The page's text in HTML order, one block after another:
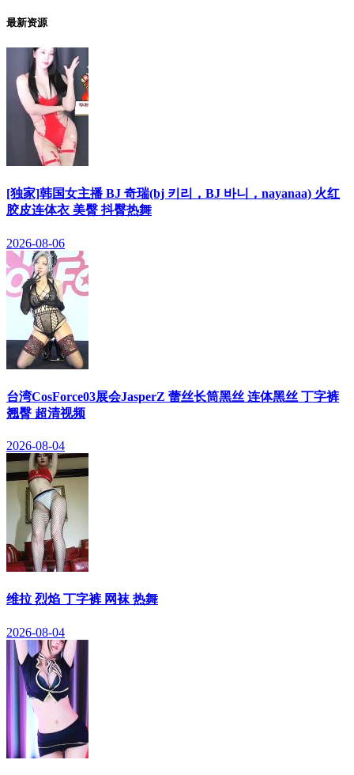
最新资源
[独家]韩国女主播 BJ 奇瑞(bj 키리，BJ 바니，nayanaa) 火红
胶皮连体衣 美臀 抖臀热舞
2026-08-06
台湾CosForce03展会JasperZ 蕾丝长筒黑丝 连体黑丝 丁字裤
翘臀 超清视频
2026-08-04
维拉 烈焰 丁字裤 网袜 热舞
2026-08-04